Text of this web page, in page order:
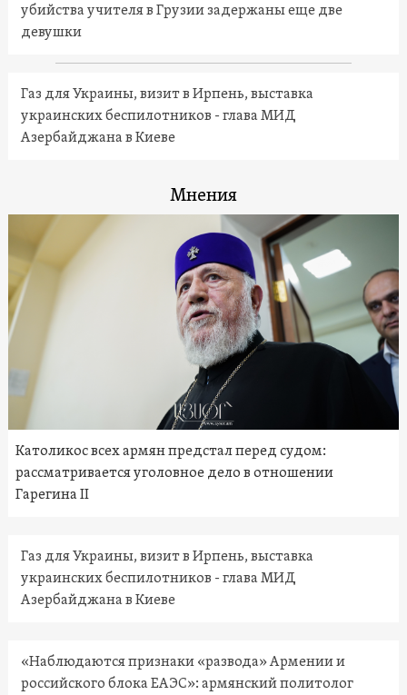
убийства учителя в Грузии задержаны еще две
девушки
Газ для Украины, визит в Ирпень, выставка
украинских беспилотников - глава МИД
Азербайджана в Киеве
Мнения
Католикос всех армян предстал перед судом:
рассматривается уголовное дело в отношении
Гарегина II
Газ для Украины, визит в Ирпень, выставка
украинских беспилотников - глава МИД
Азербайджана в Киеве
«Наблюдаются признаки «развода» Армении и
российского блока ЕАЭС»: армянский политолог